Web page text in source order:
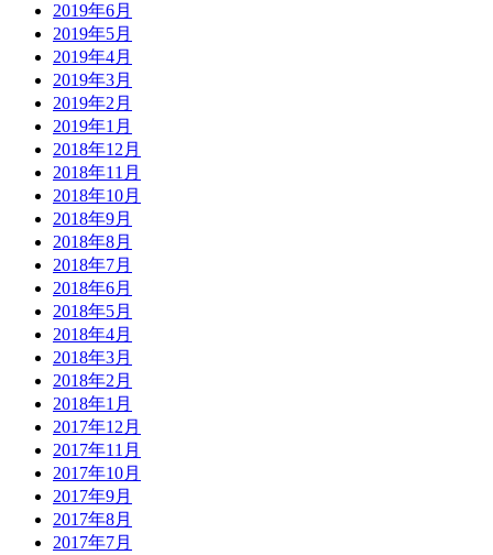
2019年6月
2019年5月
2019年4月
2019年3月
2019年2月
2019年1月
2018年12月
2018年11月
2018年10月
2018年9月
2018年8月
2018年7月
2018年6月
2018年5月
2018年4月
2018年3月
2018年2月
2018年1月
2017年12月
2017年11月
2017年10月
2017年9月
2017年8月
2017年7月